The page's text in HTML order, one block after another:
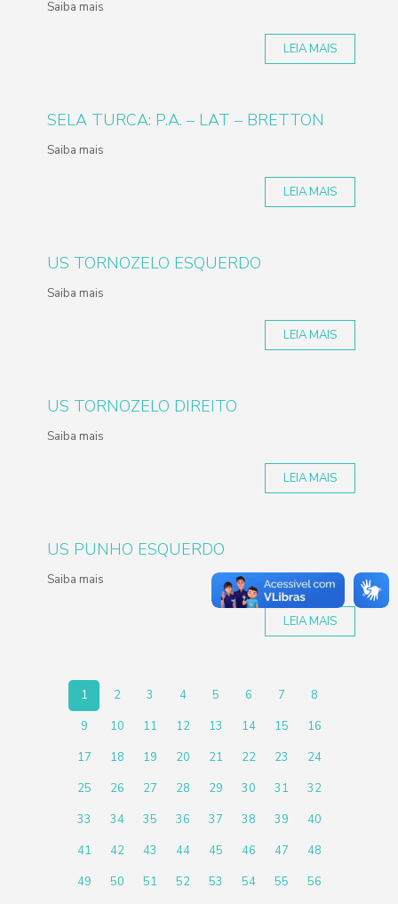
Saiba mais
LEIA MAIS
SELA TURCA: P.A. – LAT – BRETTON
Saiba mais
LEIA MAIS
US TORNOZELO ESQUERDO
Saiba mais
LEIA MAIS
US TORNOZELO DIREITO
Saiba mais
LEIA MAIS
US PUNHO ESQUERDO
Saiba mais
LEIA MAIS
1 2 3 4 5 6 7
8
9
10 11 12 13 14 15
16
17
18 19 20 21 22 23
24
25
26 27 28 29 30 31
32
33
34 35 36 37 38 39
40
41
42 43 44 45 46 47
48
49
50 51 52 53 54 55
56